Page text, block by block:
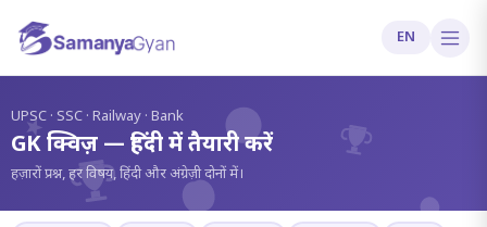
EN
?
UPSC · SSC · Railway · Bank
GK क्विज़ — हिंदी में तैयारी करें
हज़ारों प्रश्न, हर विषय, हिंदी और अंग्रेज़ी दोनों में।